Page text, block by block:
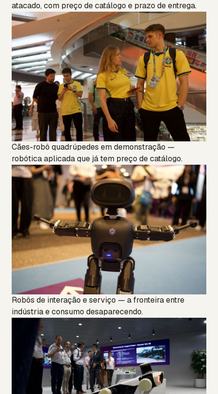
atacado, com preço de catálogo e prazo de entrega.
Cães-robô quadrúpedes em demonstração —
robótica aplicada que já tem preço de catálogo.
Robôs de interação e serviço — a fronteira entre
indústria e consumo desaparecendo.